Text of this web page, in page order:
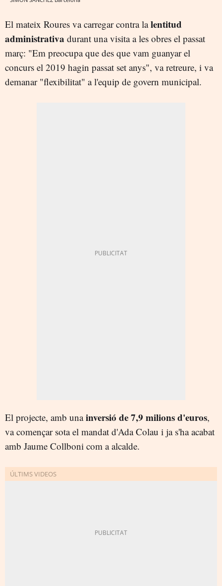
El mateix Roures va carregar contra lalentitud
administrativa durant una visita a les obres el passat
març: "Em preocupa que des que vam guanyar el
concurs el 2019 hagin passat set anys", va retreure, i va
demanar "flexibilitat" a l'equip de govern municipal.
El projecte, amb unainversió de 7,9 milions d'euros,
va començar sota el mandat d'Ada Colau i ja s'ha acabat
amb Jaume Collboni com a alcalde.